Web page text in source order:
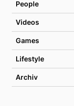
People
Videos
Games
Lifestyle
Archiv